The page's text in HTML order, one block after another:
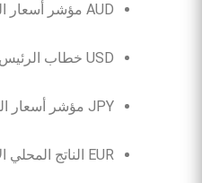
AUD مؤشر أسعار المستهلكين
USD خطاب الرئيس ترامب
JPY مؤشر أسعار المستهلكين الأساسي
EUR الناتج المحلي الألماني